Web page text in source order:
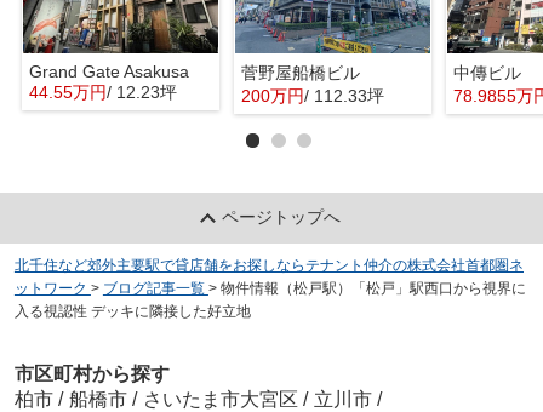
Grand Gate Asakusa
44.55万円/ 12.23坪
菅野屋船橋ビル
200万円/ 112.33坪
中傳ビル
78.9855万
ページトップへ
北千住など郊外主要駅で貸店舗をお探しならテナント仲介の株式会社首都圏ネ
ットワーク > ブログ記事一覧 > 物件情報（松戸駅）「松戸」駅西口から視界に
入る視認性 デッキに隣接した好立地
市区町村から探す
柏市 / 船橋市 / さいたま市大宮区 / 立川市 /